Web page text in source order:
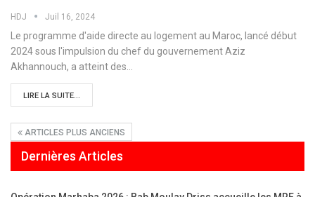
HDJ Juil 16, 2024
Le programme d'aide directe au logement au Maroc, lancé début
2024 sous l'impulsion du chef du gouvernement Aziz
Akhannouch, a atteint des…
LIRE LA SUITE...
ARTICLES PLUS ANCIENS
Dernières Articles